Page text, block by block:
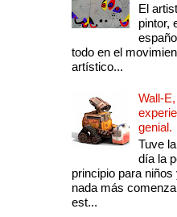
El
pintor,
todo en el
artístico...
Wall-
genial.
Tuve
día la
principio para
nada más
est...